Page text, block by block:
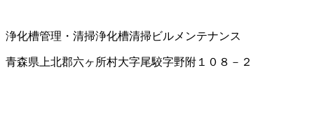
浄化槽管理・清掃浄化槽清掃ビルメンテナンス
青森県上北郡六ヶ所村大字尾駮字野附１０８－２